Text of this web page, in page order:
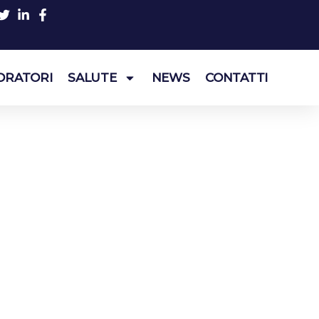
SALUTE NEWS CONTATTI